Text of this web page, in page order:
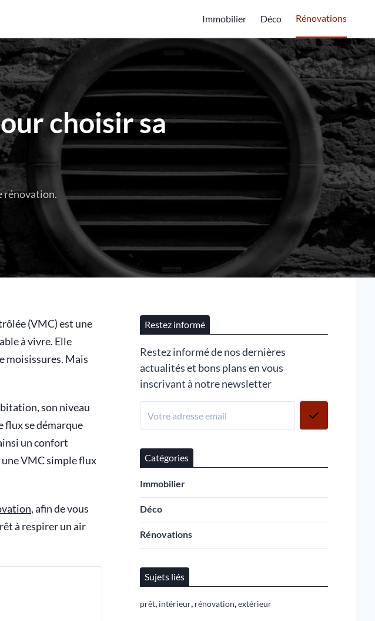
Immobilier Déco Rénovations
choisir sa
rénovation.
(VMC) est une
à vivre. Elle
moisissures. Mais
son niveau
flux se démarque
un confort
VMC simple flux
, afin de vous
à respirer un air
Restez informé
Restez informé de nos dernières
actualités et bons plans en vous
inscrivant à notre newsletter
Catégories
Immobilier
Déco
Rénovations
Sujets liés
prêt, intérieur, rénovation,extérieur